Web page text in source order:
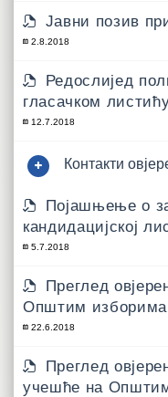
Јавни позив
2.8.2018
Редослијед
гласачком
12.7.2018
Контакти
Појашњење о
кандидацијској
5.7.2018
Преглед
Општим изборима
22.6.2018
Преглед
учешће на